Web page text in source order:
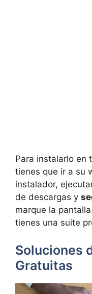
Para instalarlo en
tienes que ir a su
instalador,
de descargas y
marque la
tienes una suite
Soluciones
Gratuitas